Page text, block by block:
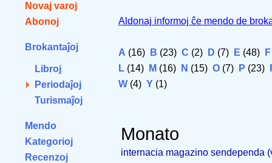
Novaj varoj
Abonoj
Brokantaĵoj
Libroj
Periodaĵoj
Turismaĵoj
Mendo
Kategorioj
Recenzoj
Aldonaj informoj ĉe mendo de
A (16) B (23) C (2) D (7) E (48) F
L (14) M (16) N (15) O (7) P (23)
W (4) Y (1)
Monato
internacia magazino sendependa